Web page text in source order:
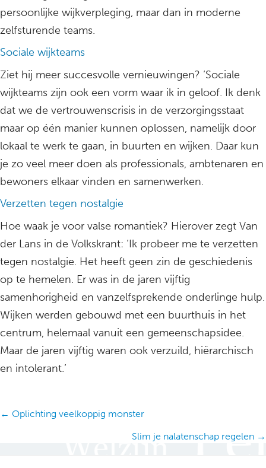
persoonlijke wijkverpleging, maar dan in moderne
zelfsturende teams.
Sociale wijkteams
Ziet hij meer succesvolle vernieuwingen? ‘Sociale
wijkteams zijn ook een vorm waar ik in geloof. Ik denk
dat we de vertrouwenscrisis in de verzorgingsstaat
maar op één manier kunnen oplossen, namelijk door
lokaal te werk te gaan, in buurten en wijken. Daar kun
je zo veel meer doen als professionals, ambtenaren en
bewoners elkaar vinden en samenwerken.
Verzetten tegen nostalgie
Hoe waak je voor valse romantiek? Hierover zegt Van
der Lans in de Volkskrant: ‘Ik probeer me te verzetten
tegen nostalgie. Het heeft geen zin de geschiedenis
op te hemelen. Er was in de jaren vijftig
samenhorigheid en vanzelfsprekende onderlinge hulp.
Wijken werden gebouwd met een buurthuis in het
centrum, helemaal vanuit een gemeenschapsidee.
Maar de jaren vijftig waren ook verzuild, hiërarchisch
en intolerant.’
Posts
← Oplichting veelkoppig monster
Slim je nalatenschap regelen →